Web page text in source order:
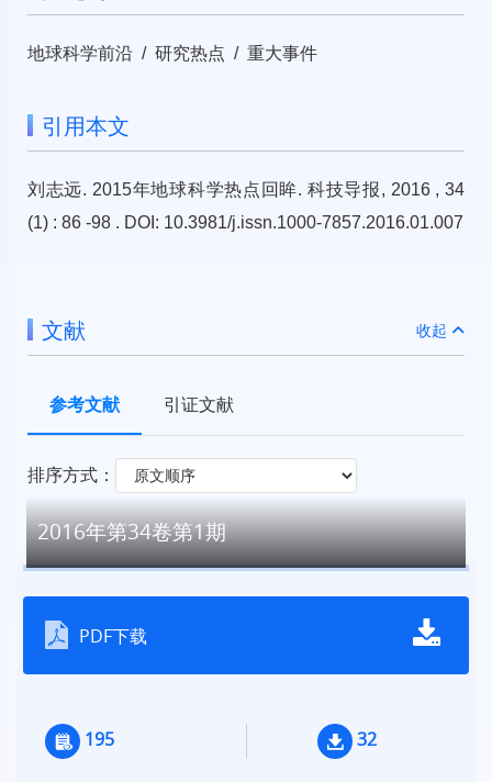
地球科学前沿 / 研究热点 / 重大事件
引用本文
刘志远. 2015年地球科学热点回眸. 科技导报, 2016 , 34
(1) : 86 -98 . DOI: 10.3981/j.issn.1000-7857.2016.01.007
文献 收起
参考文献 引证文献
排序方式：
2016年第34卷第1期
PDF下载
195 32